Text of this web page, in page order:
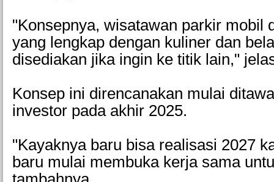
"Konsepnya, wisatawan parkir mobil
yang lengkap dengan kuliner dan
disediakan jika ingin ke titik lain,"
Konsep ini direncanakan mulai
investor pada akhir 2025.
"Kayaknya baru bisa realisasi 2027
baru mulai membuka kerja sama